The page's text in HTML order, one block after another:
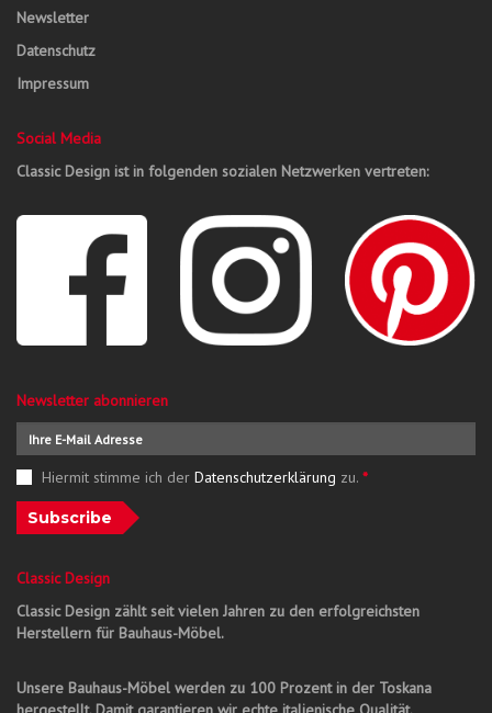
Newsletter
Datenschutz
Impressum
Social Media
Classic Design ist in folgenden sozialen Netzwerken vertreten:
Newsletter abonnieren
Hiermit stimme ich der Datenschutzerklärung zu. *
Subscribe
Classic Design
Classic Design zählt seit vielen Jahren zu den erfolgreichsten
Herstellern für Bauhaus-Möbel.
Unsere Bauhaus-Möbel werden zu 100 Prozent in der Toskana